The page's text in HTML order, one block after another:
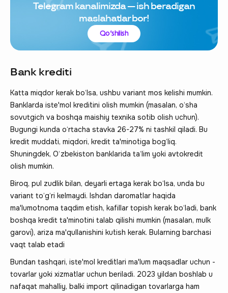
Telegram kanalimizda — ish beradigan
maslahatlar bor!
Qo‘shilish
Bank krediti
Katta miqdor kerak bo‘lsa, ushbu variant mos kelishi mumkin.
Banklarda iste'mol kreditini olish mumkin (masalan, o‘sha
sovutgich va boshqa maishiy texnika sotib olish uchun).
Bugungi kunda o‘rtacha stavka 26-27% ni tashkil qiladi. Bu
kredit muddati, miqdori, kredit ta'minotiga bog‘liq.
Shuningdek, O‘zbekiston banklarida ta‘lim yoki avtokredit
olish mumkin.
Biroq, pul zudlik bilan, deyarli ertaga kerak bo‘lsa, unda bu
variant to‘g‘ri kelmaydi. Ishdan daromatlar haqida
ma'lumotnoma taqdim etish, kafillar topish kerak bo‘ladi, bank
boshqa kredit ta'minotini talab qilishi mumkin (masalan, mulk
garovi), ariza ma'qullanishini kutish kerak. Bularning barchasi
vaqt talab etadi
Bundan tashqari, iste'mol kreditlari ma'lum maqsadlar uchun -
tovarlar yoki xizmatlar uchun beriladi. 2023 yildan boshlab u
nafaqat mahalliy, balki import qilinadigan tovarlarga ham